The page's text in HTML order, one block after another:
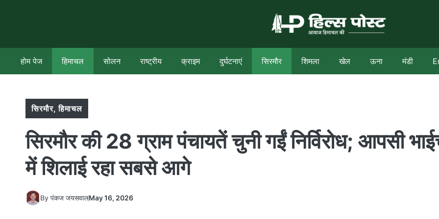
होम पेज हिमाचल सोलन राष्ट्रीय क्राइम दुर्घटनाएं सिरमौर शिमला खेल ऊना मंडी
सिरमौर,हिमाचल
सिरमौर की 28 ग्राम पंचायतें चुनी गईं निर्विरोध; आपसी
में शिलाई रहा सबसे आगे
By पंकज जयसवालMay 16, 2026